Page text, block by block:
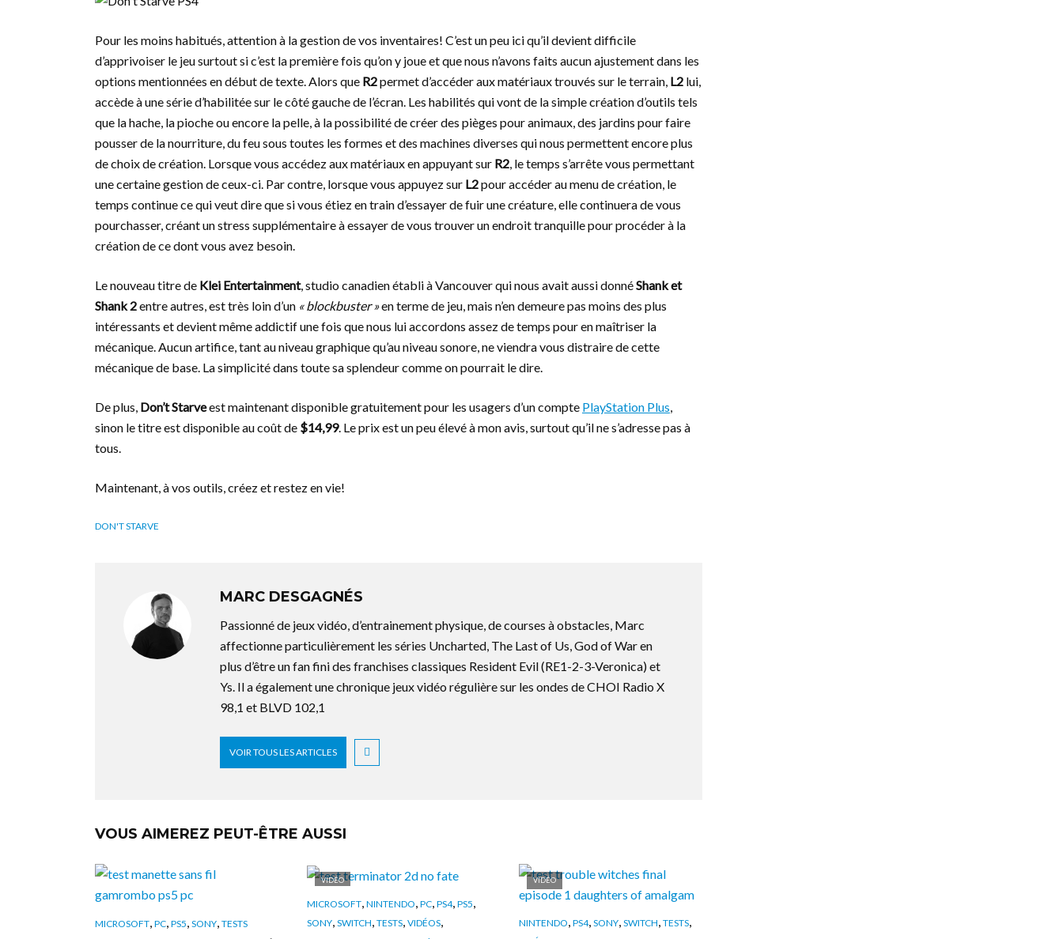
Pour les moins habitués, attention à la gestion de vos inventaires! C’est un peu ici qu’il devient difficile
d’apprivoiser le jeu surtout si c’est la première fois qu’on y joue et que nous n’avons faits aucun ajustement dans les
options mentionnées en début de texte. Alors que R2permet d’accéder aux matériaux trouvés sur le terrain, L2 lui,
accède à une série d’habilitée sur le côté gauche de l’écran. Les habilités qui vont de la simple création d’outils tels
que la hache, la pioche ou encore la pelle, à la possibilité de créer des pièges pour animaux, des jardins pour faire
pousser de la nourriture, du feu sous toutes les formes et des machines diverses qui nous permettent encore plus
de choix de création. Lorsque vous accédez aux matériaux en appuyant sur R2, le temps s’arrête vous permettant
une certaine gestion de ceux-ci. Par contre, lorsque vous appuyez sur L2pour accéder au menu de création, le
temps continue ce qui veut dire que si vous étiez en train d’essayer de fuir une créature, elle continuera de vous
pourchasser, créant un stress supplémentaire à essayer de vous trouver un endroit tranquille pour procéder à la
création de ce dont vous avez besoin.
Le nouveau titre de Klei Entertainment, studio canadien établi à Vancouver qui nous avait aussi donnéShank et
Shank 2entre autres, est très loin d’un « blockbuster »en terme de jeu, mais n’en demeure pas moins des plus
intéressants et devient même addictif une fois que nous lui accordons assez de temps pour en maîtriser la
mécanique. Aucun artifice, tant au niveau graphique qu’au niveau sonore, ne viendra vous distraire de cette
mécanique de base. La simplicité dans toute sa splendeur comme on pourrait le dire.
De plus, Don’t Starveest maintenant disponible gratuitement pour les usagers d’un compte PlayStation Plus,
sinon le titre est disponible au coût de $14,99. Le prix est un peu élevé à mon avis, surtout qu’il ne s’adresse pas à
tous.
Maintenant, à vos outils, créez et restez en vie!
DON'T STARVE
MARC DESGAGNÉS
Passionné de jeux vidéo, d’entrainement physique, de courses à obstacles, Marc
affectionne particulièrement les séries Uncharted, The Last of Us, God of War en
plus d’être un fan fini des franchises classiques Resident Evil (RE1-2-3-Veronica) et
Ys. Il a également une chronique jeux vidéo régulière sur les ondes de CHOI Radio X
98,1 et BLVD 102,1
VOIR TOUS LES ARTICLES
VOUS AIMEREZ PEUT-ÊTRE AUSSI
MICROSOFT, PC, PS5, SONY, TESTS
VIDÉO
MICROSOFT, NINTENDO, PC, PS4, PS5,
SONY, SWITCH, TESTS, VIDÉOS,
VIDÉO
NINTENDO, PS4, SONY, SWITCH, TESTS,